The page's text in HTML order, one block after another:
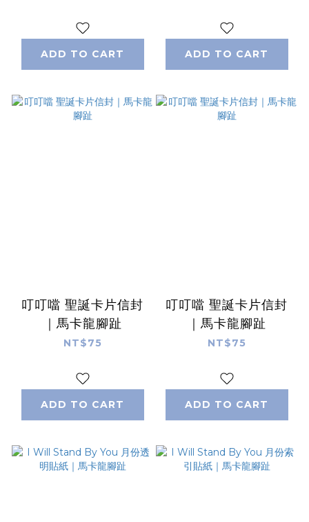
ADD TO CART ADD TO CART
叮叮噹 聖誕卡片信封
｜馬卡龍腳趾
NT$75
ADD TO CART
叮叮噹 聖誕卡片信封
｜馬卡龍腳趾
NT$75
ADD TO CART